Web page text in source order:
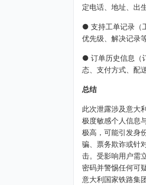
定电话、地址、出
● 支持工单记录（
优先级、解决记录
● 订单历史信息（
态、支付方式、配
总结
此次泄露涉及意大
极度敏感个人信息
极高，可能引发身
骗、票务欺诈或针
击。受影响用户需
密码并警惕任何可
意大利国家铁路集